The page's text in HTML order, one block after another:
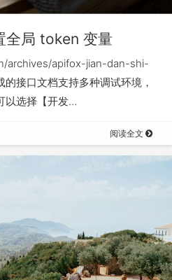
全局 token 变量
archives/apifox-jian-dan-shi-
接口文档支持多种调试环境，
以选择【开发…
阅读全文